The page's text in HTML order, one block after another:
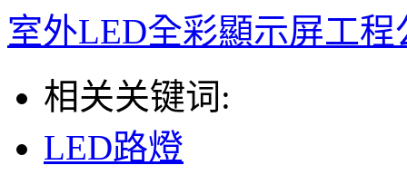
室外LED全彩顯示屏工
相关关键词:
LED路燈